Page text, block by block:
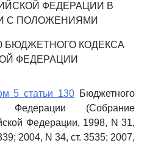
ФЕДЕРАЦИИ В
С ПОЛОЖЕНИЯМИ
БЮДЖЕТНОГО КОДЕКСА
ФЕДЕРАЦИИ
5 статьи 130 Бюджетного
Федерации (Собрание
Федерации, 1998, N 31,
2004, N 34, ст. 3535; 2007,